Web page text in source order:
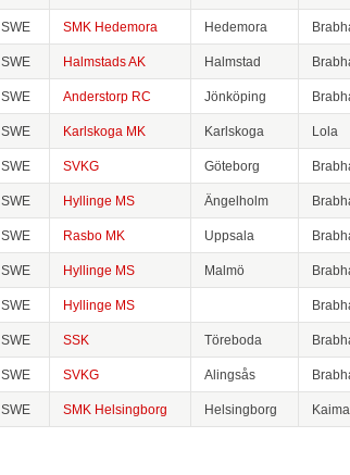
SWE SMK Hedemora Hedemora
SWE Halmstads AK Halmstad
SWE Anderstorp RC Jönköping
SWE Karlskoga MK Karlskoga Lola
SWE SVKG Göteborg
SWE Hyllinge MS Ängelholm
SWE Rasbo MK Uppsala
SWE Hyllinge MS Malmö
SWE Hyllinge MS
SWE SSK Töreboda
SWE SVKG Alingsås
SWE SMK Helsingborg Helsingborg